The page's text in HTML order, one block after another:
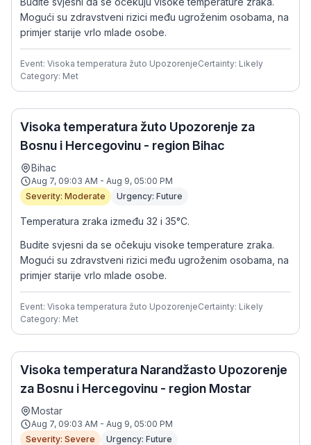
Mogući su zdravstveni rizici među ugroženim osobama, na
primjer starije vrlo mlade osobe.
Event: Visoka temperatura žuto UpozorenjeCertainty: Likely
Category: Met
Visoka temperatura žuto Upozorenje za
Bosnu i Hercegovinu - region Bihac
Bihac
Aug 7, 09:03 AM - Aug 9, 05:00 PM
Severity: Moderate
Urgency: Future
Temperatura zraka između 32 i 35°C.
Budite svjesni da se očekuju visoke temperature zraka.
Mogući su zdravstveni rizici među ugroženim osobama, na
primjer starije vrlo mlade osobe.
Event: Visoka temperatura žuto UpozorenjeCertainty: Likely
Category: Met
Visoka temperatura Narandžasto Upozorenje
za Bosnu i Hercegovinu - region Mostar
Mostar
Aug 7, 09:03 AM - Aug 9, 05:00 PM
Severity: Severe
Urgency: Future